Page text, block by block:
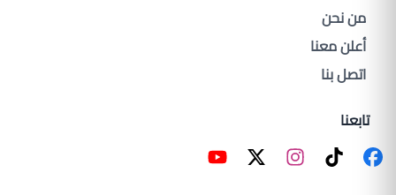
من نحن
أعلن معنا
اتصل بنا
تابعنا